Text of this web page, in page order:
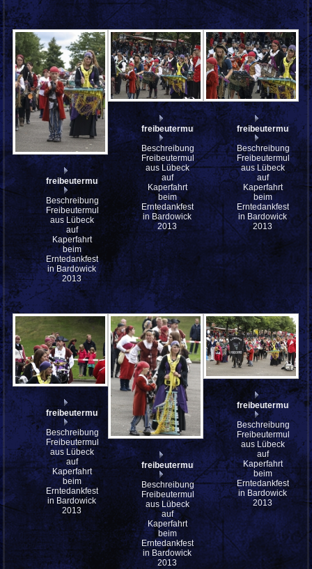
freibeutermukke_P9143076
Beschreibung:
Freibeutermukke
aus Lübeck
auf
Kaperfahrt
beim
Erntedankfest
in Bardowick
2013
freibeutermukke_P9143066
Beschreibung:
Freibeutermukke
aus Lübeck
auf
Kaperfahrt
beim
Erntedankfest
in Bardowick
2013
Beschreibung:
Freibeutermukke
aus Lübeck
auf
Kaperfahrt
beim
Erntedankfest
in Bardowick
2013
freibeutermukke_P9143056
Beschreibung:
Freibeutermukke
aus Lübeck
auf
Kaperfahrt
beim
Erntedankfest
in Bardowick
2013
freibeutermukke_P9143049
Beschreibung:
Freibeutermukke
aus Lübeck
auf
Kaperfahrt
beim
Erntedankfest
in Bardowick
2013
Beschreibung:
Freibeutermukke
aus Lübeck
auf
Kaperfahrt
beim
Erntedankfest
in Bardowick
2013